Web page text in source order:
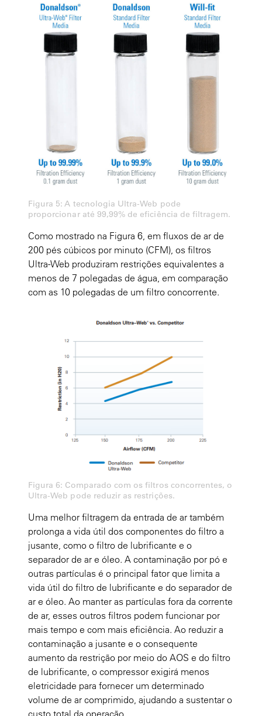
Figura 5: A tecnologia Ultra-Web pode
proporcionar até 99,99% de eficiência de filtragem.
Como mostrado na Figura 6, em fluxos de ar de
200 pés cúbicos por minuto (CFM), os filtros
Ultra-Web produziram restrições equivalentes a
menos de 7 polegadas de água, em comparação
com as 10 polegadas de um filtro concorrente.
Figura 6: Comparado com os filtros concorrentes, o
Ultra-Web pode reduzir as restrições.
Uma melhor filtragem da entrada de ar também
prolonga a vida útil dos componentes do filtro a
jusante, como o filtro de lubrificante e o
separador de ar e óleo. A contaminação por pó e
outras partículas é o principal fator que limita a
vida útil do filtro de lubrificante e do separador de
ar e óleo. Ao manter as partículas fora da corrente
de ar, esses outros filtros podem funcionar por
mais tempo e com mais eficiência. Ao reduzir a
contaminação a jusante e o consequente
aumento da restrição por meio do AOS e do filtro
de lubrificante, o compressor exigirá menos
eletricidade para fornecer um determinado
volume de ar comprimido, ajudando a sustentar o
custo total da operação.